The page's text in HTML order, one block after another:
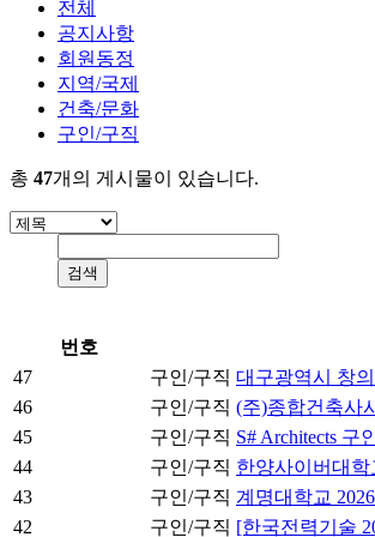
전체
공지사항
회원동정
지역/국제
건축/문화
구인/구직
총 47개의 게시물이 있습니다.
번호
47
구인/구직 대구광역시 창
46
구인/구직 (주)종합건축사
45
구인/구직 S# Architects 구
44
구인/구직 한양사이버대학
43
구인/구직 계명대학교
42
구인/구직 [한국전력기술